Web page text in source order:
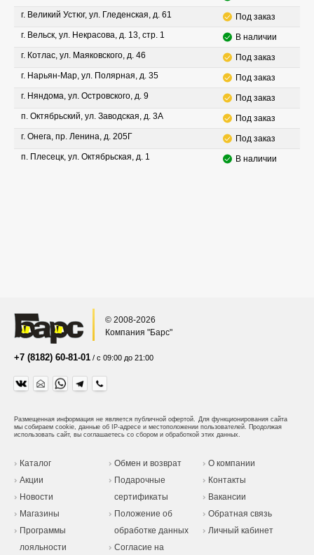
г. Великий Устюг, ул. Гледенская, д. 61
Под заказ
г. Вельск, ул. Некрасова, д. 13, стр. 1
В наличии
г. Котлас, ул. Маяковского, д. 46
Под заказ
г. Нарьян-Мар, ул. Полярная, д. 35
Под заказ
г. Няндома, ул. Островского, д. 9
Под заказ
п. Октябрьский, ул. Заводская, д. 3А
Под заказ
г. Онега, пр. Ленина, д. 205Г
Под заказ
п. Плесецк, ул. Октябрьская, д. 1
В наличии
© 2008-2026
Компания "Барс"
+7 (8182) 60-81-01 / с 09:00 до 21:00
Размещенная информация не является публичной офертой. Для функционирования сайта
мы собираем cookie, данные об IP-адресе и местоположении пользователей. Продолжая
использовать сайт, вы соглашаетесь со сбором и обработкой этих данных.
Каталог
Акции
Новости
Магазины
Программы
лояльности
Обмен и возврат
Подарочные
сертификаты
Положение об
обработке данных
Согласие на
О компании
Контакты
Вакансии
Обратная связь
Личный кабинет